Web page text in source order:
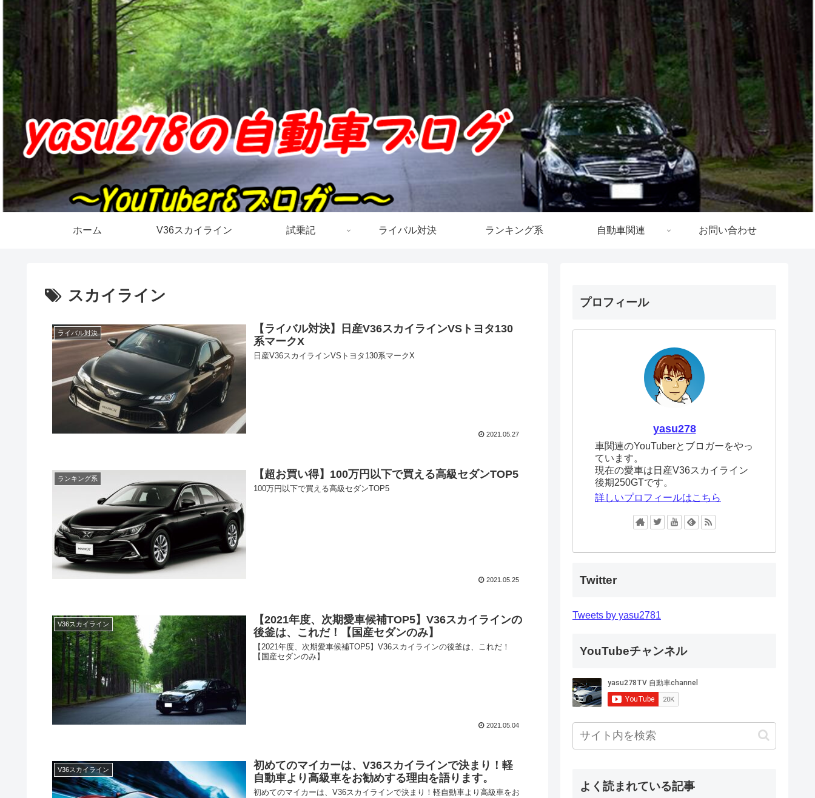
ホーム V36スカイライン 試乗記 ライバル対決 ランキング系 自動車関連 お問い合わせ
スカイライン
ライバル対決
【ライバル対決】日産V36スカイラインVSトヨタ130
系マークX
日産V36スカイラインVSトヨタ130系マークX
2021.05.27
ランキング系 【超お買い得】100万円以下で買える高級セダンTOP5
100万円以下で買える高級セダンTOP5
2021.05.25
V36スカイライン
【2021年度、次期愛車候補TOP5】V36スカイラインの
後釜は、これだ！【国産セダンのみ】
【2021年度、次期愛車候補TOP5】V36スカイラインの後釜は、これだ！
【国産セダンのみ】
2021.05.04
V36スカイライン
初めてのマイカーは、V36スカイラインで決まり！軽
自動車より高級車をお勧めする理由を語ります。
初めてのマイカーは、V36スカイラインで決まり！軽自動車より高級車をお
プロフィール
yasu278
車関連のYouTuberとブロガーをやっ
ています。
現在の愛車は日産V36スカイライン
後期250GTです。
詳しいプロフィールはこちら
Twitter
Tweets by yasu2781
YouTubeチャンネル
よく読まれている記事